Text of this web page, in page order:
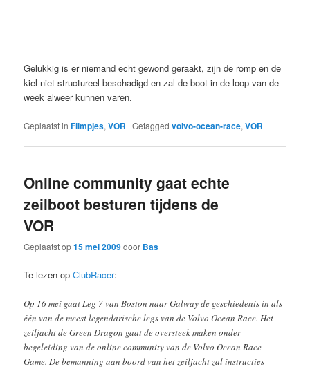
Gelukkig is er niemand echt gewond geraakt, zijn de romp en de
kiel niet structureel beschadigd en zal de boot in de loop van de
week alweer kunnen varen.
Geplaatst in Filmpjes,VOR |Getagged volvo-ocean-race,VOR
Online community gaat echte
zeilboot besturen tijdens de
VOR
Geplaatst op15 mei 2009door Bas
Te lezen opClubRacer:
Op 16 mei gaat Leg 7 van Boston naar Galway de geschiedenis in als
één van de meest legendarische legs van de Volvo Ocean Race. Het
zeiljacht de Green Dragon gaat de oversteek maken onder
begeleiding van de online community van de Volvo Ocean Race
Game. De bemanning aan boord van het zeiljacht zal instructies